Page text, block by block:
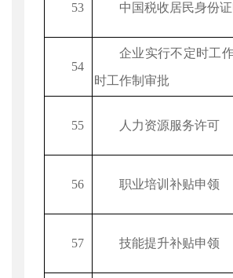
53 中国税收居民身份
54
企业实行不定时工
时工作制审批
55 人力资源服务许可
56 职业培训补贴申领
57 技能提升补贴申领